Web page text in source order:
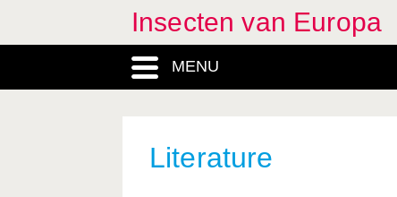
Insecten van Europa
MENU
Literature